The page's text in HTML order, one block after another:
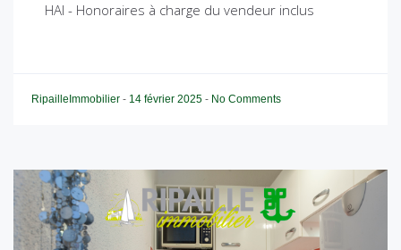
HAI - Honoraires à charge du vendeur inclus
RipailleImmobilier - 14 février 2025 - No Comments